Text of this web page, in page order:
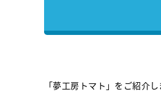
「夢工房トマト」をご紹介